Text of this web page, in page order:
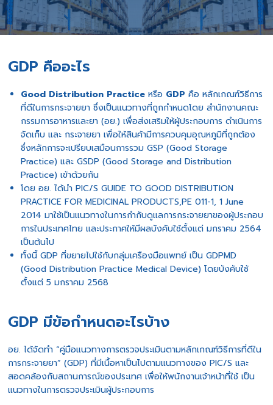
GDP คืออะไร
Good Distribution Practice หรือ GDPคือ หลักเกณฑ์วิธีการ
ที่ดีในการกระจายยา ซึ่งเป็นแนวทางที่ถูกกำหนดโดย สำนักงานคณะ
กรรมการอาหารและยา (อย.) เพื่อส่งเสริมให้ผู้ประกอบการ ดำเนินการ
จัดเก็บ และ กระจายยา เพื่อให้สินค้ามีการควบคุมอุณหภูมิที่ถูกต้อง
ซึ่งหลักการจะเปรียบเสมือนการรวม GSP (Good Storage
Practice) และ GSDP (Good Storage and Distribution
Practice) เข้าด้วยกัน
โดย อย. ได้นำ PIC/S GUIDE TO GOOD DISTRIBUTION
PRACTICE FOR MEDICINAL PRODUCTS,PE 011-1, 1 June
2014 มาใช้เป็นแนวทางในการกำกับดูแลการกระจายยาของผู้ประกอบ
การในประเทศไทย และประกาศให้มีผลบังคับใช้ตั้งแต่ มกราคม 2564
เป็นต้นไป
ทั้งนี้ GDP ที่ขยายไปใช้กับกลุ่มเครืองมือแพทย์ เป็น GDPMD
(Good Distribution Practice Medical Device) โดยบังคับใช้
ตั้งแต่ 5 มกราคม 2568
GDP มีข้อกำหนดอะไรบ้าง
อย. ได้จัดทำ “คู่มือแนวทางการตรวจประเมินตามหลักเกณฑ์วิธีการที่ดีใน
การกระจายยา” (GDP) ที่มีเนื้อหาเป็นไปตามแนวทางของ PIC/S และ
สอดคล้องกับสถานการณ์ของประเทศ เพื่อให้พนักงานเจ้าหน้าที่ใช้ เป็น
แนวทางในการตรวจประเมินผู้ประกอบการ